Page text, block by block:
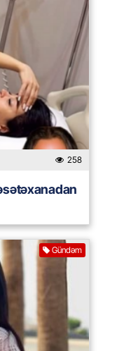
258
Gündəm